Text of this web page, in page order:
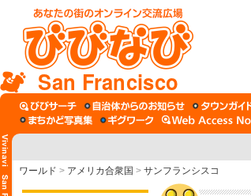
San Francisco
ワールド > アメリカ合衆国 > サンフランシスコ